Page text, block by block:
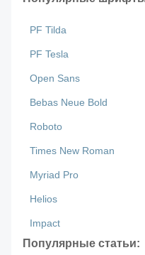
PF Tilda
PF Tesla
Open Sans
Bebas Neue Bold
Roboto
Times New Roman
Myriad Pro
Helios
Impact
Популярные статьи: